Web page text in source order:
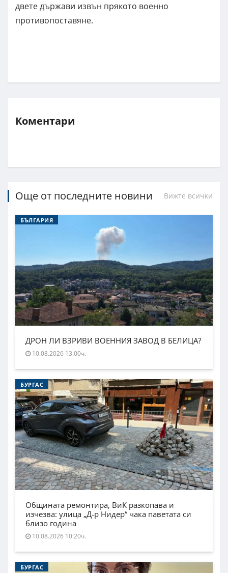
двете държави извън прякото военно
противопоставяне.
Коментари
Още от последните новини Вижте всички
БЪЛГАРИЯ
ДРОН ЛИ ВЗРИВИ ВОЕННИЯ ЗАВОД В БЕЛИЦА?
10.08.2026 13:00ч.
БУРГАС
Общината ремонтира, ВиК разкопава и
изчезва: улица „Д-р Нидер“ чака паветата си
близо година
10.08.2026 10:20ч.
БУРГАС